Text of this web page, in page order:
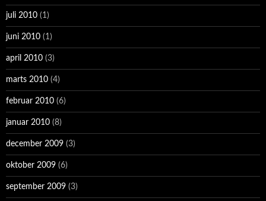
juli 2010 (1)
juni 2010 (1)
april 2010 (3)
marts 2010 (4)
februar 2010 (6)
januar 2010 (8)
december 2009 (3)
oktober 2009 (6)
september 2009 (3)